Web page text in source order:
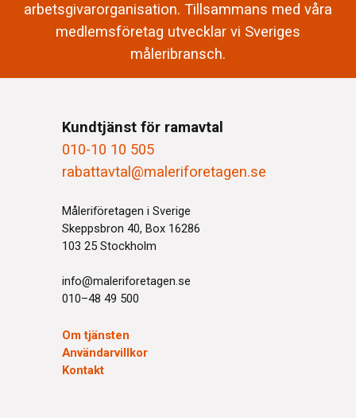
arbetsgivarorganisation. Tillsammans med våra
medlemsföretag utvecklar vi Sveriges
måleribransch.
Kundtjänst för ramavtal
010-10 10 505
rabattavtal@maleriforetagen.se
Måleriföretagen i Sverige
Skeppsbron 40, Box 16286
103 25 Stockholm
info@maleriforetagen.se
010–48 49 500
Om tjänsten
Användarvillkor
Kontakt